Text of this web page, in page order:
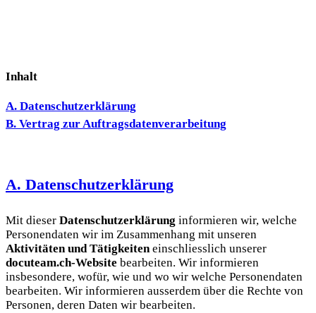
Inhalt
A. Datenschutzerklärung
B. Vertrag zur Auftragsdatenverarbeitung
A. Datenschutzerklärung
Mit dieser Datenschutzerklärung informieren wir, welche
Personendaten wir im Zusammenhang mit unseren
Aktivitäten und Tätigkeiteneinschliesslich unserer
docuteam.ch-Website bearbeiten. Wir informieren
insbesondere, wofür, wie und wo wir welche Personendaten
bearbeiten. Wir informieren ausserdem über die Rechte von
Personen, deren Daten wir bearbeiten.